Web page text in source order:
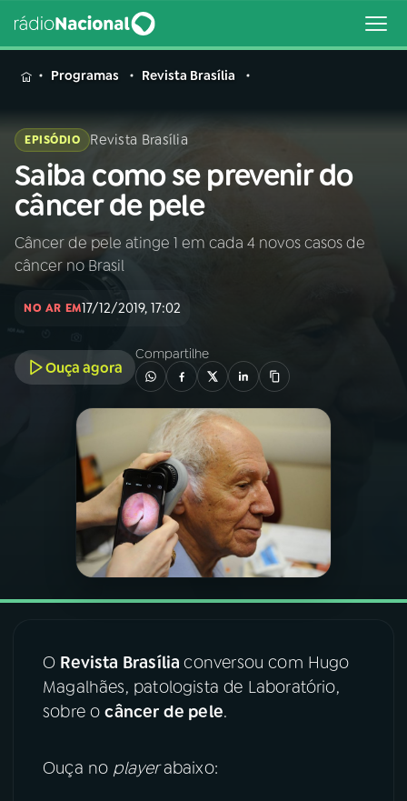
MENU
Buscar
na
Rádio
Nacional
Buscar
PROGRAMAÇÃO
PROGRAMAS
PODCASTS
07ÚLTIMAS
Programas Revista Brasília
EPISÓDIO Revista Brasília
Saiba como se prevenir do
câncer de pele
Câncer de pele atinge 1 em cada 4 novos casos de
câncer no Brasil
NO AR EM17/12/2019, 17:02
Ouça agora
Compartilhe
O Revista Brasíliaconversou com Hugo
Magalhães, patologista de Laboratório,
sobre ocâncer de pele.
Ouça no playerabaixo: